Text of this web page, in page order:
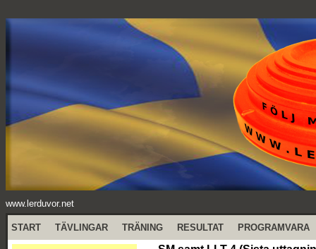
www.lerduvor.net
START TÄVLINGAR TRÄNING RESULTAT PROGRAMVARA